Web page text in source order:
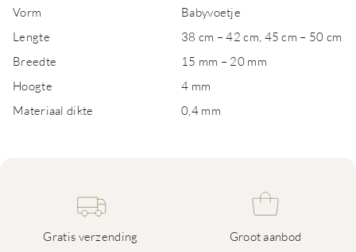
Vorm
Babyvoetje
Lengte
38 cm – 42 cm, 45 cm – 50 cm
Breedte
15 mm – 20 mm
Hoogte
4 mm
Materiaal dikte
0,4 mm
Gratis verzending Groot aanbod